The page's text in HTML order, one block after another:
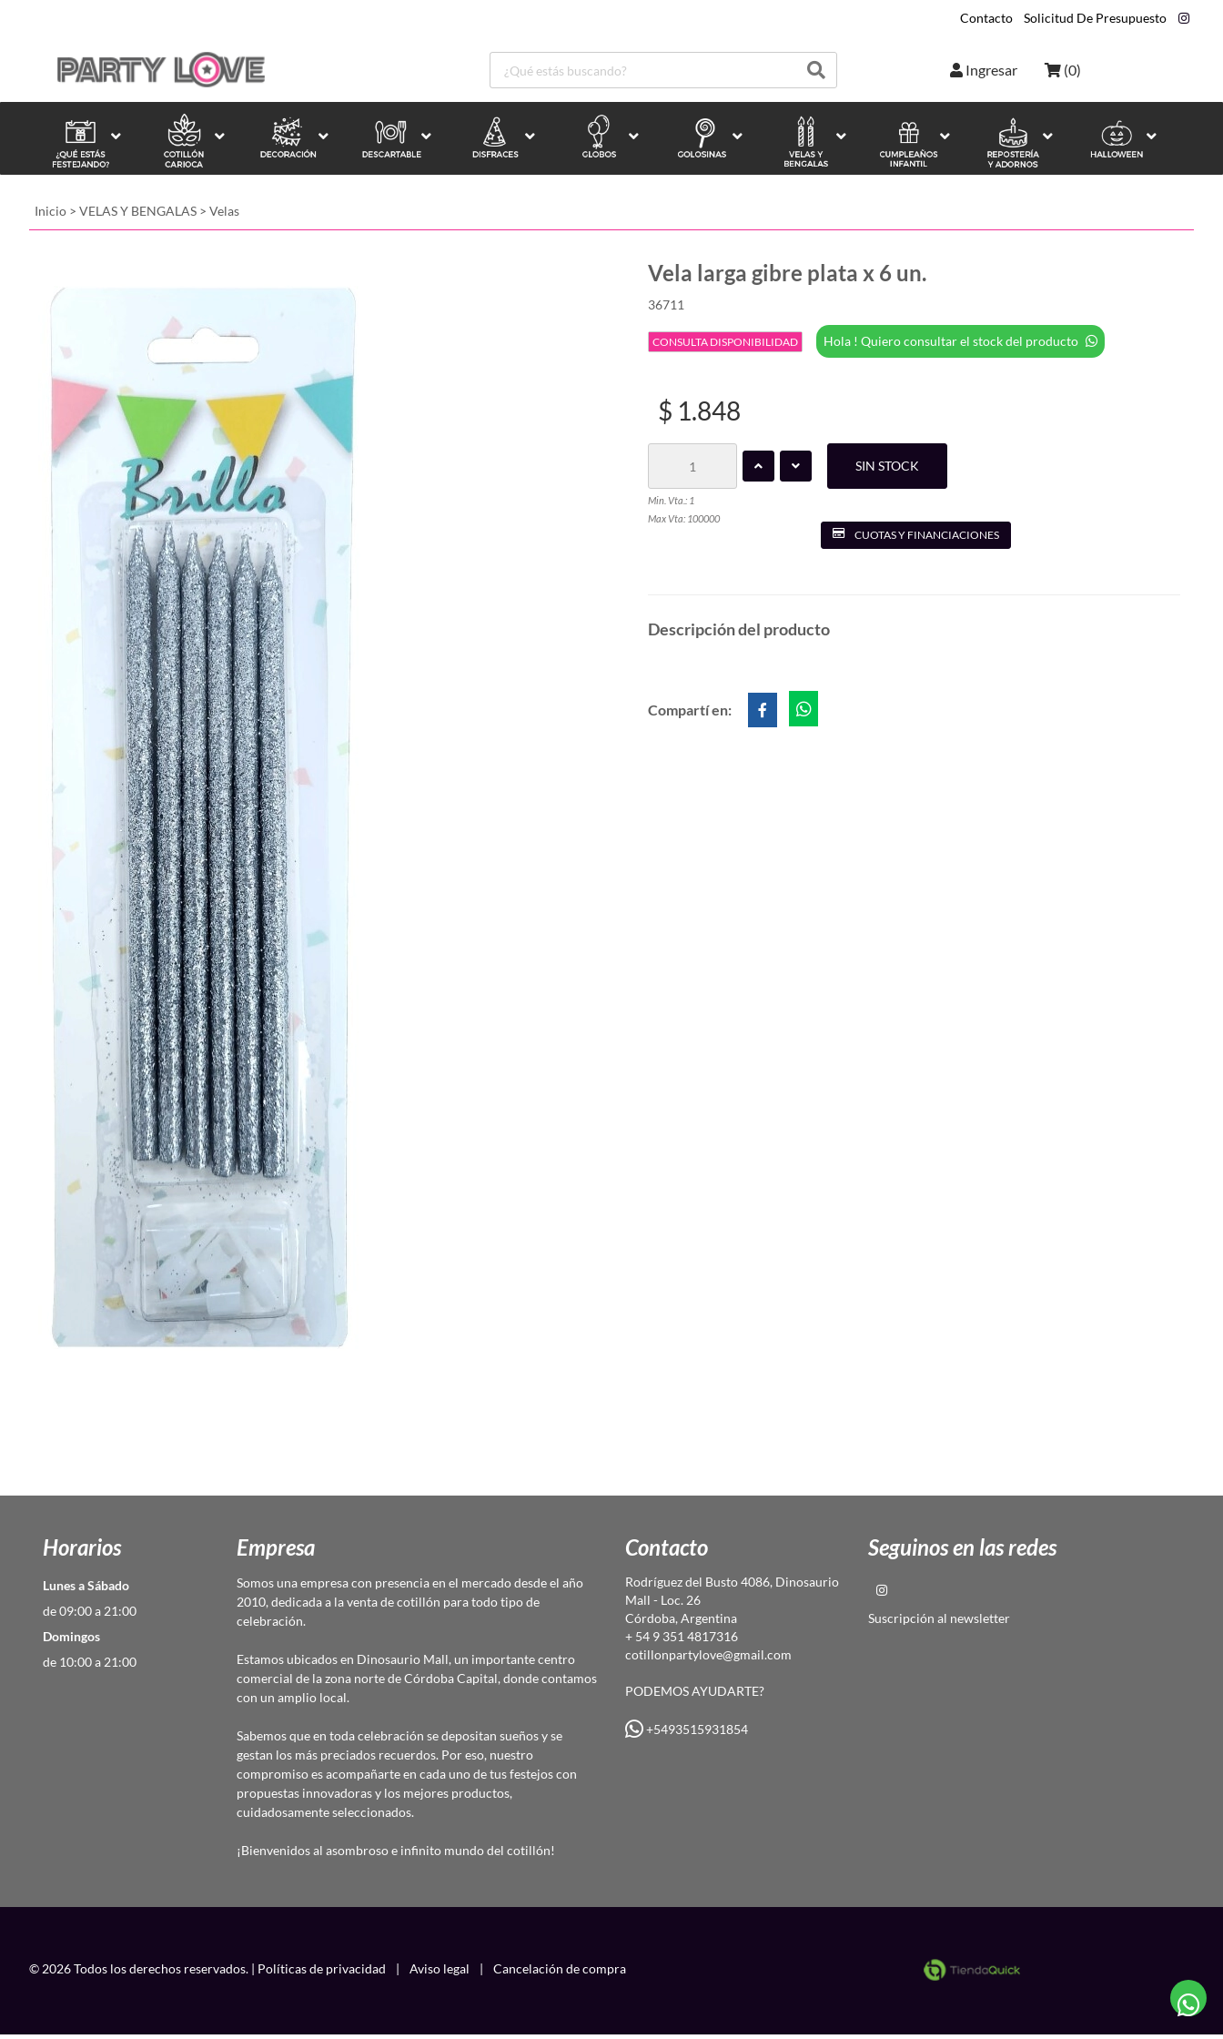
Contacto Solicitud De Presupuesto
Ingresar (0)
Inicio > VELAS Y BENGALAS > Velas
Vela larga gibre plata x 6 un.
36711
CONSULTA DISPONIBILIDAD Hola ! Quiero consultar el stock del producto
$ 1.848
Min. Vta.: 1
Max Vta: 100000
SIN STOCK
CUOTAS Y FINANCIACIONES
Descripción del producto
Compartí en:
Horarios
Lunes a Sábado
de 09:00 a 21:00
Domingos
de 10:00 a 21:00
Empresa
Somos una empresa con presencia en el mercado desde el año
2010, dedicada a la venta de cotillón para todo tipo de
celebración.
Estamos ubicados en Dinosaurio Mall, un importante centro
comercial de la zona norte de Córdoba Capital, donde contamos
con un amplio local.
Sabemos que en toda celebración se depositan sueños y se
gestan los más preciados recuerdos. Por eso, nuestro
compromiso es acompañarte en cada uno de tus festejos con
propuestas innovadoras y los mejores productos,
cuidadosamente seleccionados.
¡Bienvenidos al asombroso e infinito mundo del cotillón!
Contacto
Rodríguez del Busto 4086, Dinosaurio
Mall - Loc. 26
Córdoba, Argentina
+ 54 9 351 4817316
cotillonpartylove@gmail.com
PODEMOS AYUDARTE?
+5493515931854
Seguinos en las redes
Suscripción al newsletter
© 2026 Todos los derechos reservados. | Políticas de privacidad | Aviso legal | Cancelación de compra